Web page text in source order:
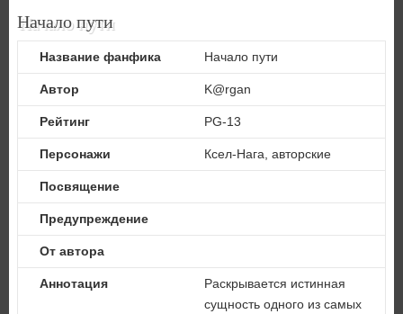
Начало пути
Название фанфика Начало пути
Автор K@rgan
Рейтинг PG-13
Персонажи Ксел-Нага, авторские
Посвящение
Предупреждение
От автора
Аннотация
Раскрывается истинная
сущность одного из самых